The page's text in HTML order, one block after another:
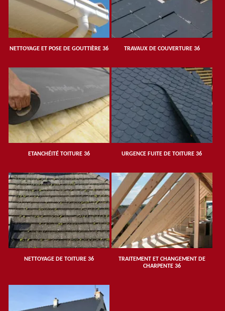
NETTOYAGE ET POSE DE GOUTTIÈRE 36 TRAVAUX DE COUVERTURE 36
ETANCHÉITÉ TOITURE 36 URGENCE FUITE DE TOITURE 36
NETTOYAGE DE TOITURE 36
TRAITEMENT ET CHANGEMENT DE
CHARPENTE 36